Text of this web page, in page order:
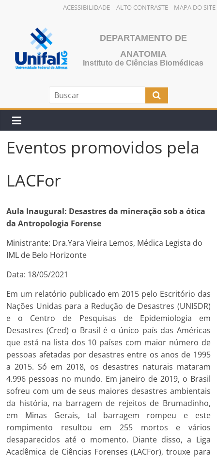
ACESSIBILIDADE ALTO CONTRASTE MAPA DO SITE
conteúdo
DEPARTAMENTO DE
ANATOMIA
Instituto de Ciências Biomédicas
Eventos promovidos pela
LACFor
Aula Inaugural: Desastres da mineração sob a ótica
da Antropologia Forense
Ministrante: Dra.Yara Vieira Lemos, Médica Legista do
IML de Belo Horizonte
Data: 18/05/2021
Em um relatório publicado em 2015 pelo Escritório das
Nações Unidas para a Redução de Desastres (UNISDR)
e o Centro de Pesquisas de Epidemiologia em
Desastres (Cred) o Brasil é o único país das Américas
que está na lista dos 10 países com maior número de
pessoas afetadas por desastres entre os anos de 1995
a 2015. Só em 2018, os desastres naturais mataram
4.996 pessoas no mundo. Em janeiro de 2019, o Brasil
sofreu com um de seus maiores desastres ambientais
da história, na barragem de rejeitos de Brumadinho,
em Minas Gerais, tal barragem rompeu e este
rompimento resultou em 255 mortos e vários
desaparecidos até o momento. Diante disso, a Liga
Acadêmica de Ciências Forenses (LACFor), trouxe para